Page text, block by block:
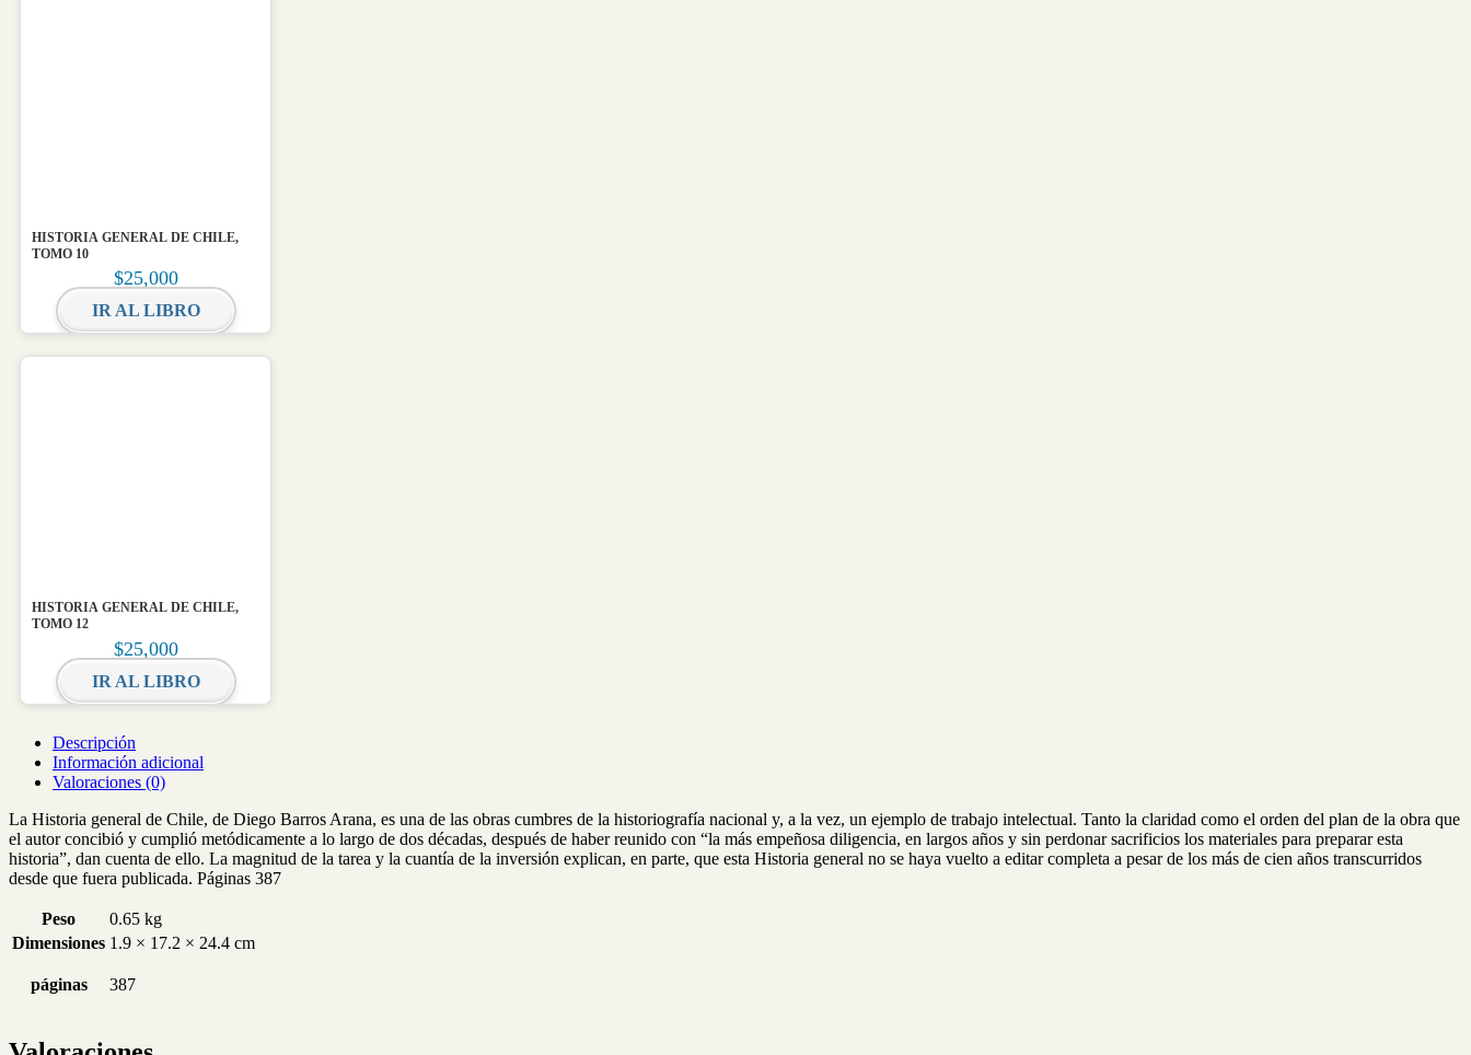
HISTORIA GENERAL DE CHILE,
TOMO 10
$25,000
IR AL LIBRO
HISTORIA GENERAL DE CHILE,
TOMO 12
$25,000
IR AL LIBRO
Descripción
Información adicional
Valoraciones (0)
La Historia general de Chile, de Diego Barros Arana, es una de las obras cumbres de la historiografía nacional y, a la vez, un ejemplo de trabajo intelectual. Tanto la claridad como el orden del plan de la obra que
el autor concibió y cumplió metódicamente a lo largo de dos décadas, después de haber reunido con “la más empeñosa diligencia, en largos años y sin perdonar sacrificios los materiales para preparar esta
historia”, dan cuenta de ello. La magnitud de la tarea y la cuantía de la inversión explican, en parte, que esta Historia general no se haya vuelto a editar completa a pesar de los más de cien años transcurridos
desde que fuera publicada. Páginas 387
Peso
0.65 kg
Dimensiones 1.9 × 17.2 × 24.4 cm
páginas 387